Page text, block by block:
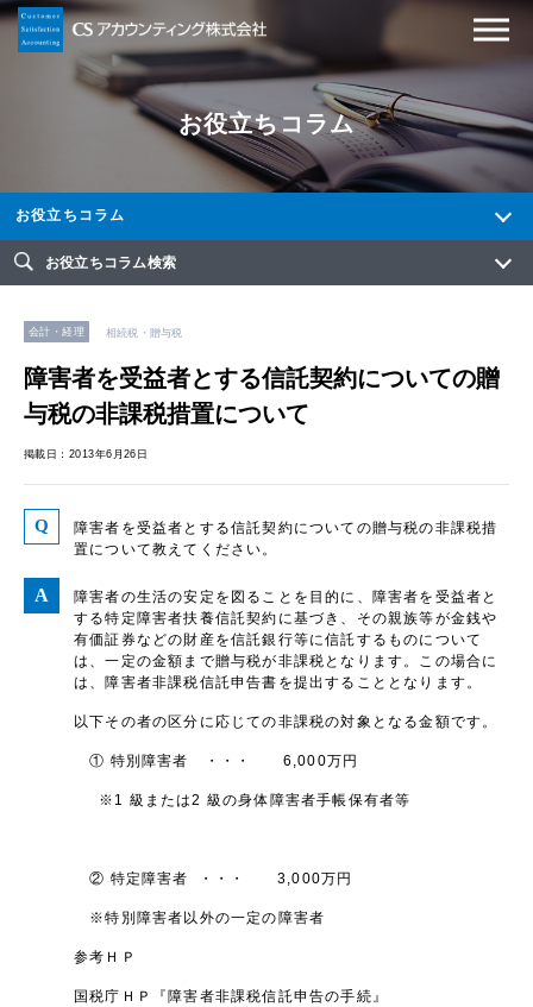
お役立ちコラム
お役立ちコラム
お役立ちコラム検索
会計・経理 相続税・贈与税
障害者を受益者とする信託契約についての贈
与税の非課税措置について
掲載日：2013年6月26日
障害者を受益者とする信託契約についての贈与税の非課税措
置について教えてください。
障害者の生活の安定を図ることを目的に、障害者を受益者と
する特定障害者扶養信託契約に基づき、その親族等が金銭や
有価証券などの財産を信託銀行等に信託するものについて
は、一定の金額まで贈与税が非課税となります。この場合に
は、障害者非課税信託申告書を提出することとなります。
以下その者の区分に応じての非課税の対象となる金額です。
① 特別障害者 ・・・ 6,000万円
※1 級または2 級の身体障害者手帳保有者等
② 特定障害者 ・・・ 3,000万円
※特別障害者以外の一定の障害者
参考ＨＰ
国税庁ＨＰ『障害者非課税信託申告の手続』